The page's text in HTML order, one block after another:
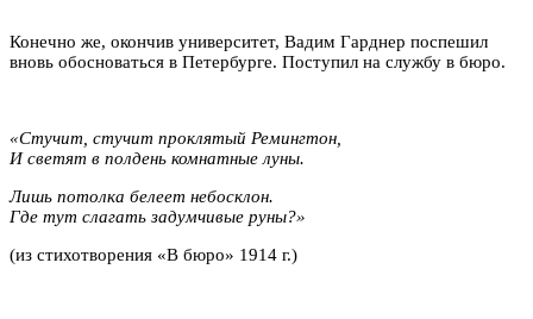
Конечно же, окончив университет, Вадим Гарднер поспешил
вновь обосноваться в Петербурге. Поступил на службу в бюро.
«Стучит, стучит проклятый Ремингтон,
И светят в полдень комнатные луны.
Лишь потолка белеет небосклон.
Где тут слагать задумчивые руны?»
(из стихотворения «В бюро» 1914 г.)